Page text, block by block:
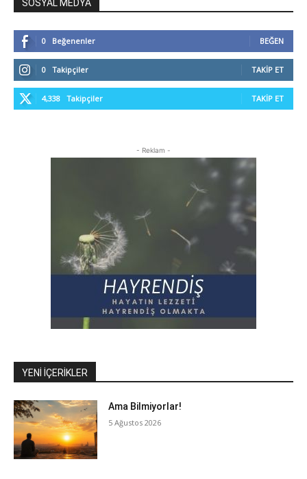
SOSYAL MEDYA
0 Beğenenler BEĞEN
0 Takipçiler TAKIP ET
4,338 Takipçiler TAKIP ET
- Reklam -
YENI İÇERIKLER
Ama Bilmiyorlar!
5 Ağustos 2026